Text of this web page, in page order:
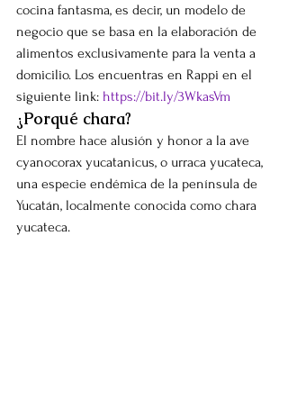
cocina fantasma, es decir, un modelo de
negocio que se basa en la elaboración de
alimentos exclusivamente para la venta a
domicilio. Los encuentras en Rappi en el
siguiente link: https://bit.ly/3WkasVm
¿Porqué chara?
El nombre hace alusión y honor a la ave
cyanocorax yucatanicus, o urraca yucateca,
una especie endémica de la península de
Yucatán, localmente conocida como chara
yucateca.